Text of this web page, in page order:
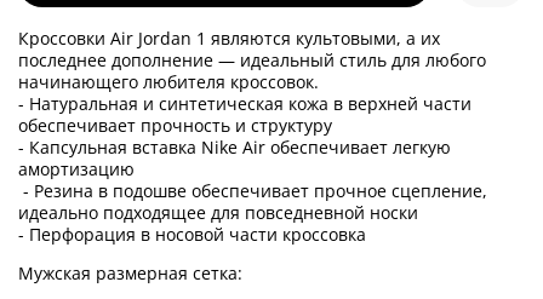
Кроссовки Air Jordan 1 являются культовыми, а их
последнее дополнение — идеальный стиль для любого
начинающего любителя кроссовок.
- Натуральная и синтетическая кожа в верхней части
обеспечивает прочность и структуру
- Капсульная вставка Nike Air обеспечивает легкую
амортизацию
- Резина в подошве обеспечивает прочное сцепление,
идеально подходящее для повседневной носки
- Перфорация в носовой части кроссовка
Мужская размерная сетка: